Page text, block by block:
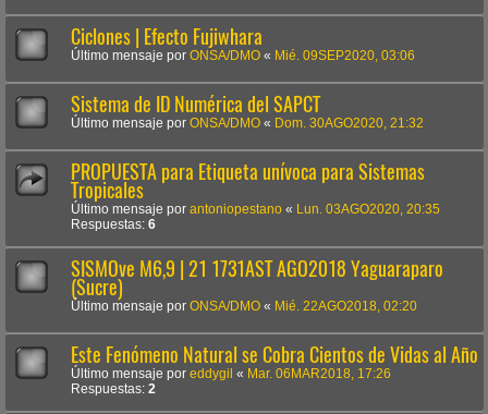
Ciclones | Efecto Fujiwhara
Último mensaje por ONSA/DMO « Mié. 09SEP2020, 03:06
Sistema de ID Numérica del SAPCT
Último mensaje por ONSA/DMO « Dom. 30AGO2020, 21:32
PROPUESTA para Etiqueta unívoca para Sistemas
Tropicales
Último mensaje por antoniopestano «
Lun. 03AGO2020, 20:35
Respuestas: 6
SISMOve M6,9 | 21 1731AST AGO2018 Yaguaraparo
(Sucre)
Último mensaje por ONSA/DMO « Mié. 22AGO2018, 02:20
Este Fenómeno Natural se Cobra Cientos de Vidas al Año
Último mensaje por eddygil « Mar. 06MAR2018, 17:26
Respuestas: 2